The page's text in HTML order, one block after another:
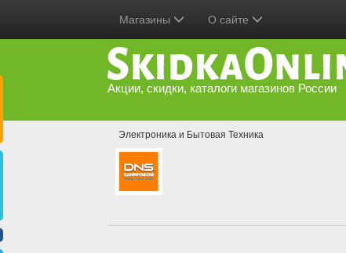
Магазины О сайте
Акции, скидки, каталоги магазинов России
Электроника и Бытовая Техника